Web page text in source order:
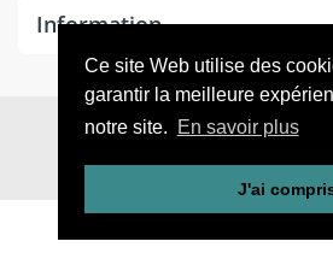
Ce site Web utilise des
garantir la meilleure
notre site.
En savoir plus
J'ai
Information
© 2026CoThings. All